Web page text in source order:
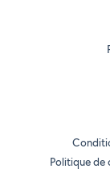
Politique de